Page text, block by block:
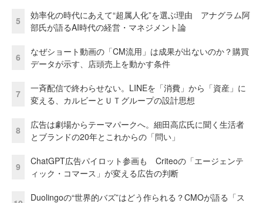
5
効率化の時代にあえて“超属人化”を選ぶ理由 アナグラム阿
部氏が語るAI時代の経営・マネジメント論
6
なぜショート動画の「CM流用」は成果が出ないのか？購買
データが示す、店頭売上を動かす条件
7
一斉配信で終わらせない。LINEを「消費」から「資産」に
変える、カルビーとＵＴグループの設計思想
8
広告は劇場からテーマパークへ。細田高広氏に聞く生活者
とブランドの20年とこれからの「問い」
9
ChatGPT広告パイロット参画も Criteoの「エージェンテ
ィック・コマース」が変える広告の判断
Duolingoの“世界的バズ”はどう作られる？CMOが語る「ス